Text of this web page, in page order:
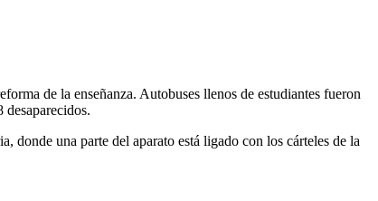
de la enseñanza. Autobuses llenos de estudiantes fueron
desaparecidos.
una parte del aparato está ligado con los cárteles de la